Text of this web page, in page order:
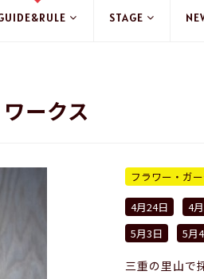
STAGE
ークス
フラワー・ガ
4月24日
4
5月3日
5月
三重の里山で